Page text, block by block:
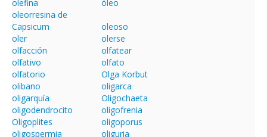
olefina
óleo
oleorresina de
Capsicum
oleoso
oler
olerse
olfacción
olfatear
olfativo
olfato
olfatorio
Olga Korbut
olibano
oligarca
oligarquía
Oligochaeta
oligodendrocito
oligofrenia
Oligoplites
oligoporus
oligospermia
oliguria